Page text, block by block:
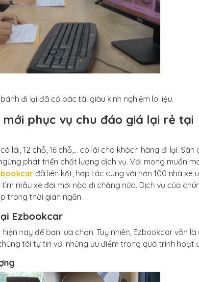
đi lại đã có bác tài giàu kinh nghiệm lo liệu.
phục vụ chu đáo giá lại rẻ tại
lái, 12 chỗ, 16 chỗ,… có lái cho khách hàng đi lại. Sàn
phát triển chất lượng dịch vụ. Với mong muốn
đã liên kết, hợp tác cùng với hơn 100 nhà xe
mẫu xe đời mới nào đi chăng nữa. Dịch vụ của
trong thời gian ngắn.
Ezbookcar
nay để bạn lựa chọn. Tuy nhiên, Ezbookcar vẫn là
tôi tự tin với những ưu điểm trong quá trình hoạt